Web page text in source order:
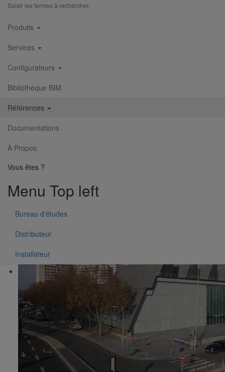
Saisir les termes à rechercher.
Main
navigation
Produits
Services
Configurateurs
Bibliothèque BIM
Références
Documentations
À Propos
Vous êtes ?
Menu Top left
Bureau d'études
Distributeur
Installateur
Club Med "la Sarenne"